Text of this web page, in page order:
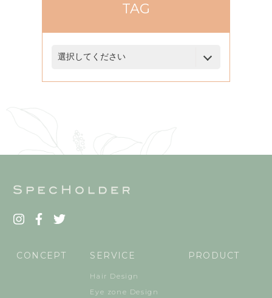
TAG
CONCEPT SERVICE
Hair Design
Eye zone Design
PRODUCT